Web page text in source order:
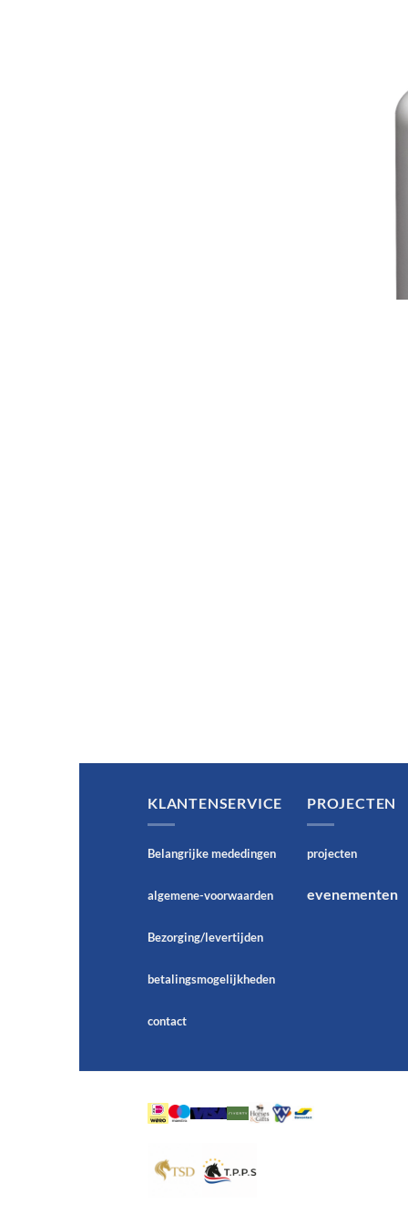
KLANTENSERVICE
Belangrijke mededingen
algemene-voorwaarden
Bezorging/levertijden
betalingsmogelijkheden
contact
PROJECTEN
projecten
evenementen